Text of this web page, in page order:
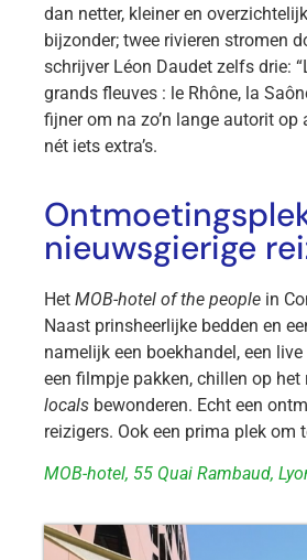
dan netter, kleiner en
bijzonder; twee rivieren stromen
schrijver Léon Daudet zelfs drie:
grands fleuves : le Rhône, la
fijner om na zo’n lange autorit
nét iets extra’s.
nieuwsgierige
Het MOB-hotel of the people in
Naast prinsheerlijke bedden en
namelijk een boekhandel, een
een filmpje pakken, chillen op
locals bewonderen. Echt een
reizigers. Ook een prima plek om
MOB-hotel, 55 Quai Rambaud,